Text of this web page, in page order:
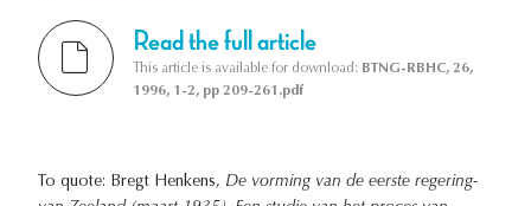
Read the full article
This article is available for download: BTNG-RBHC, 26,
1996, 1-2, pp 209-261.pdf
To quote: Bregt Henkens, De vorming van de eerste regering-